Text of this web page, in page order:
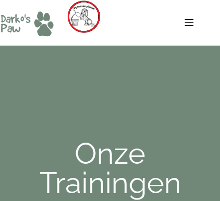
Onze
Trainingen